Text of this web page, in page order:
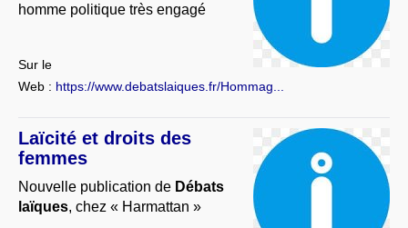
homme politique très engagé
Sur le
Web : https://www.debatslaiques.fr/Hommag...
Laïcité et droits des
femmes
Nouvelle publication de Débats
laïques, chez « Harmattan »